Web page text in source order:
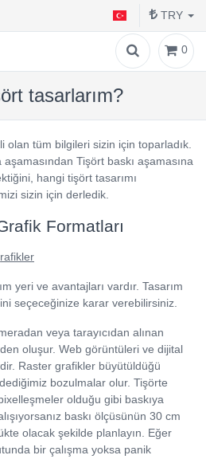
TRY
0
tasarlarım?
tüm bilgileri sizin için toparladık.
aşamasından Tişört baskı aşamasına
hangi tişört tasarımı
sizin için derledik.
Formatları
yeri ve avantajları vardır. Tasarım
seçeceğinize karar verebilirsiniz.
veya tarayıcıdan alınan
oluşur. Web görüntüleri ve dijital
Raster grafikler büyütüldüğü
bozulmalar olur. Tişörte
olduğu gibi baskıya
baskı ölçüsünün 30 cm
olacak şekilde planlayın. Eğer
bir çalışma yoksa panik